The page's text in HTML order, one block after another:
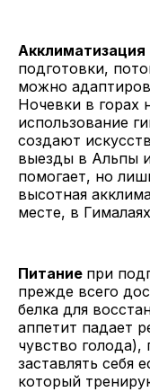
Акклиматизация
подготовки,
можно
Ночевки в горах
использование
создают
выезды в Альпы
помогает, но
высотная
месте, в
Питание при
прежде всего
белка для
аппетит падает
чувство голода),
заставлять себя
который